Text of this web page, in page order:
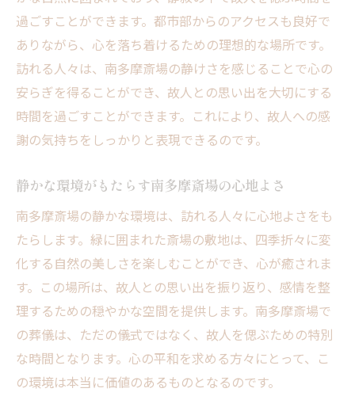
過ごすことができます。都市部からのアクセスも良好で
ありながら、心を落ち着けるための理想的な場所です。
訪れる人々は、南多摩斎場の静けさを感じることで心の
安らぎを得ることができ、故人との思い出を大切にする
時間を過ごすことができます。これにより、故人への感
謝の気持ちをしっかりと表現できるのです。
静かな環境がもたらす南多摩斎場の心地よさ
南多摩斎場の静かな環境は、訪れる人々に心地よさをも
たらします。緑に囲まれた斎場の敷地は、四季折々に変
化する自然の美しさを楽しむことができ、心が癒されま
す。この場所は、故人との思い出を振り返り、感情を整
理するための穏やかな空間を提供します。南多摩斎場で
の葬儀は、ただの儀式ではなく、故人を偲ぶための特別
な時間となります。心の平和を求める方々にとって、こ
の環境は本当に価値のあるものとなるのです。